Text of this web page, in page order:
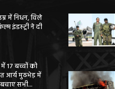
में निधन, विले
इंडस्ट्री ने दी
17 बच्चों को
आर्य मुठभेड़ में
सभी...